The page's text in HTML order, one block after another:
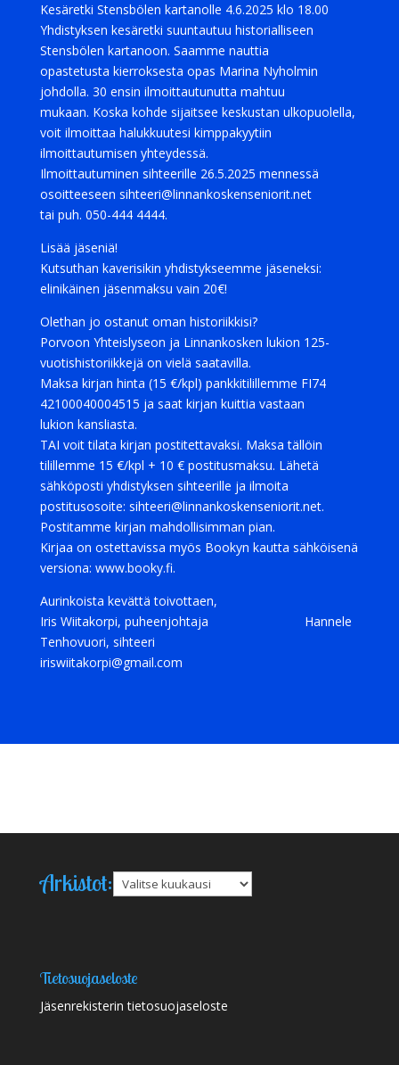
Kesäretki Stensbölen kartanolle 4.6.2025 klo 18.00
Yhdistyksen kesäretki suuntautuu historialliseen
Stensbölen kartanoon. Saamme nauttia
opastetusta kierroksesta opas Marina Nyholmin
johdolla. 30 ensin ilmoittautunutta mahtuu
mukaan. Koska kohde sijaitsee keskustan ulkopuolella,
voit ilmoittaa halukkuutesi kimppakyytiin
ilmoittautumisen yhteydessä.
Ilmoittautuminen sihteerille 26.5.2025 mennessä
osoitteeseen sihteeri@linnankoskenseniorit.net
tai puh. 050-444 4444.
Lisää jäseniä!
Kutsuthan kaverisikin yhdistykseemme jäseneksi:
elinikäinen jäsenmaksu vain 20€!
Olethan jo ostanut oman historiikkisi?
Porvoon Yhteislyseon ja Linnankosken lukion 125-
vuotishistoriikkejä on vielä saatavilla.
Maksa kirjan hinta (15 €/kpl) pankkitilillemme FI74
42100040004515 ja saat kirjan kuittia vastaan
lukion kansliasta.
TAI voit tilata kirjan postitettavaksi. Maksa tällöin
tilillemme 15 €/kpl + 10 € postitusmaksu. Lähetä
sähköposti yhdistyksen sihteerille ja ilmoita
postitusosoite: sihteeri@linnankoskenseniorit.net.
Postitamme kirjan mahdollisimman pian.
Kirjaa on ostettavissa myös Bookyn kautta sähköisenä
versiona: www.booky.fi.
Aurinkoista kevättä toivottaen,
Iris Wiitakorpi, puheenjohtaja Hannele
Tenhovuori, sihteeri
iriswiitakorpi@gmail.com
Arkistot: Arkistot
Tietosuojaseloste
Jäsenrekisterin tietosuojaseloste